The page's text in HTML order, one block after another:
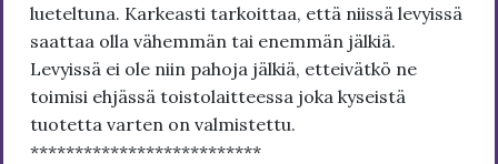
lueteltuna. Karkeasti tarkoittaa, että niissä levyissä
saattaa olla vähemmän tai enemmän jälkiä.
Levyissä ei ole niin pahoja jälkiä, etteivätkö ne
toimisi ehjässä toistolaitteessa joka kyseistä
tuotetta varten on valmistettu.
**************************